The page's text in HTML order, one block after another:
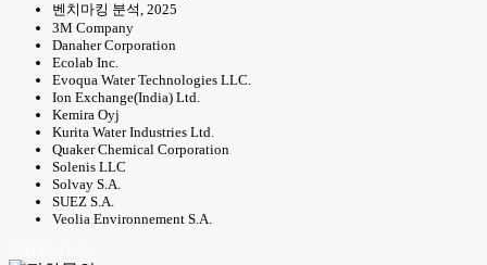
벤치마킹 분석, 2025
3M Company
Danaher Corporation
Ecolab Inc.
Evoqua Water Technologies LLC.
Ion Exchange(India) Ltd.
Kemira Oyj
Kurita Water Industries Ltd.
Quaker Chemical Corporation
Solenis LLC
Solvay S.A.
SUEZ S.A.
Veolia Environnement S.A.